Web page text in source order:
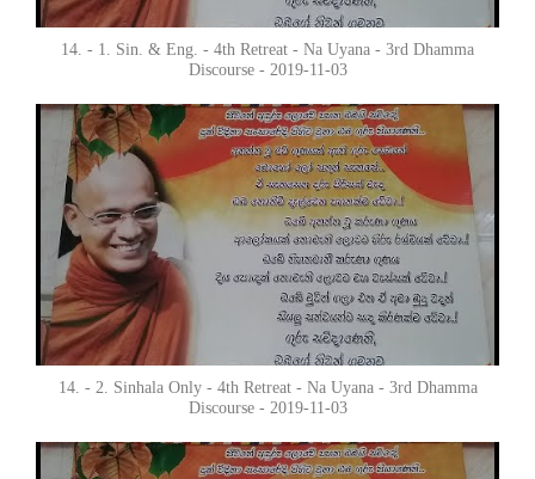
14. - 1. Sin. & Eng. - 4th Retreat - Na Uyana - 3rd Dhamma
Discourse - 2019-11-03
14. - 2. Sinhala Only - 4th Retreat - Na Uyana - 3rd Dhamma
Discourse - 2019-11-03